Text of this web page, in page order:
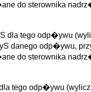
do sterownika
dla tego odp�ywu
danego odp�ywu,
do sterownika
tego odp�ywu